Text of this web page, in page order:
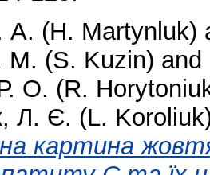
А. (H. Martynluk)
М. (S. Kuzin) and
О. (R.
Л. Є. (L.
картина